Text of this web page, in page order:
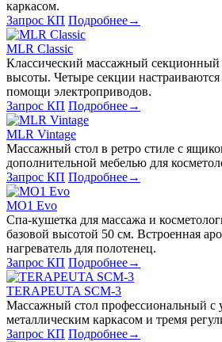
каркасом.
Запрос КП Подробнее→
MLR Classic
Классический массажный секционный
высоты. Четыре секции
помощи электроприводов.
Запрос КП Подробнее→
MLR Vintage
Массажный стол в ретро стиле с
дополнительной мебелью для
Запрос КП Подробнее→
MO1 Evo
Спа-кушетка для массажа и
базовой высотой 50 см. Встроенная
нагреватель для полотенец.
Запрос КП Подробнее→
TERAPEUTA SCM-3
Массажный стол профессиональный с
металлическим каркасом и тремя
Запрос КП Подробнее→